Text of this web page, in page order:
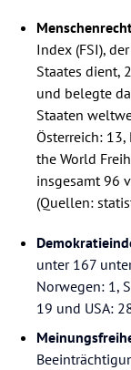
Index (FSI),
Staates dient,
und belegte
Staaten
Österreich: 13,
the World
insgesamt 96
(Quellen:
unter 167
Norwegen: 1,
19 und USA: